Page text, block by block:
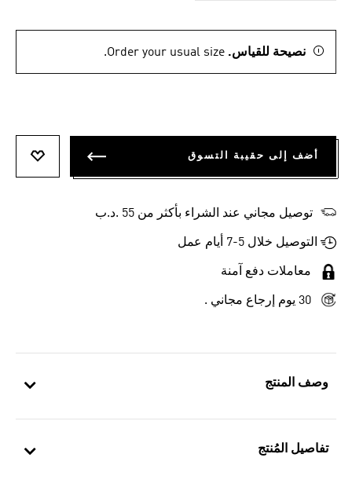
وصف المنتج
تفاصيل المُنتج
نصيحة للقياس. Order your usual size.
أضف إلى حقيبة التسوق
توصيل مجاني عند الشراء بأكثر من 55 .د.ب‎
التوصيل خلال 5-7 أيام عمل
معاملات دفع آمنة